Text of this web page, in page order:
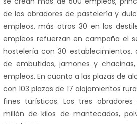
de los obradores de pastelería y
empleos, más otros 30 en las
empleos refuerzan en campaña el
hostelería con 30 establecimientos,
de embutidos, jamones y
empleos. En cuanto a las plazas de
con 103 plazas de 17 alojamientos
fines turísticos.Los tres
millón de kilos de mantecados,